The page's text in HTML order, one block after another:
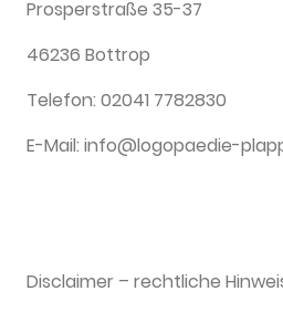
Prosperstraße 35-37
46236 Bottrop
Telefon: 02041 7782830
E-Mail: info@logopaedie-
Disclaimer – rechtliche